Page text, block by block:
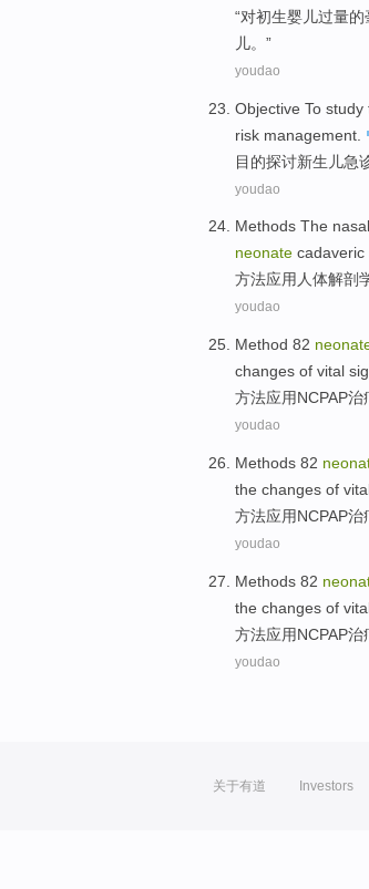
“对初生婴儿过量的
儿。”
youdao
Objective To study
risk management
目的探讨新生儿急
youdao
Methods The nasal
neonate cadaveric
方法应用人体解剖
youdao
Method 82
changes of vital
方法应用NCPAP治
youdao
Methods 82
the changes of
方法应用NCPAP治
youdao
Methods 82
the changes of
方法应用NCPAP治
youdao
关于有道 Investors